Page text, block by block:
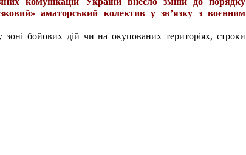
аматорський колектив у зв’язку з воєнним
бойових дій чи на окупованих територіях, строки